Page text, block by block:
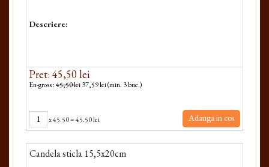
Descriere:
Pret: 45,50 lei
En-gross :45,50 lei37,59 lei (min. 3 buc.)
x45.50=45.50 lei Adauga in cos
Candela sticla 15,5x20cm